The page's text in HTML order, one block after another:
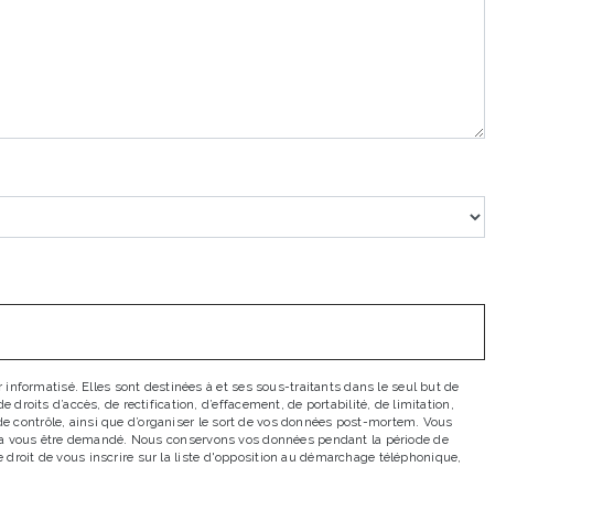
Elles sont destinées à et ses sous-traitants dans le seul but de
droits d’accès, de rectification, d’effacement, de portabilité, de limitation,
ainsi que d’organiser le sort de vos données post-mortem. Vous
être demandé. Nous conservons vos données pendant la période de
de vous inscrire sur la liste d'opposition au démarchage téléphonique,